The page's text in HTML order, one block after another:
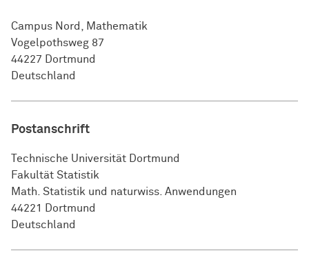
Campus Nord, Mathematik
Vogelpothsweg 87
44227 Dortmund
Deutschland
Postanschrift
Technische Universität Dortmund
Fakultät Statistik
Math. Statistik und naturwiss. Anwendungen
44221 Dortmund
Deutschland